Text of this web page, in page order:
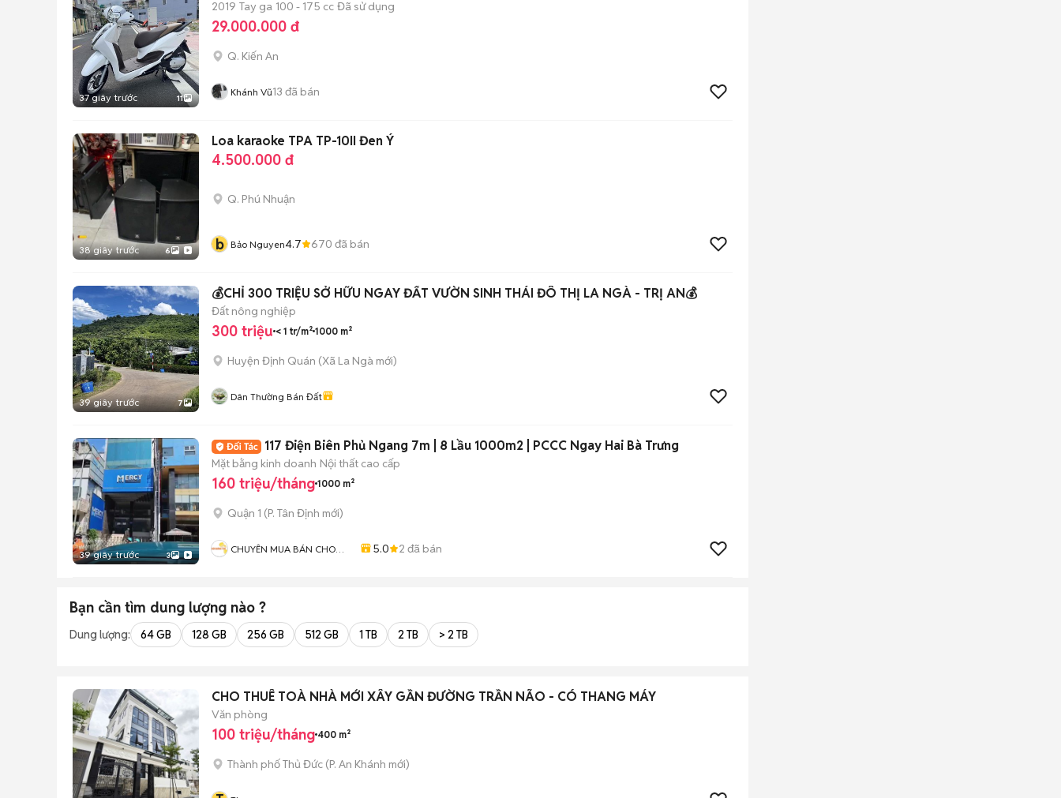
37 giây trước 11
2019 Tay ga 100 - 175 cc Đã sử dụng
29.000.000 đ
Q. Kiến An
Khánh Vũ13 đã bán
38 giây trước 6
Loa karaoke TPA TP-10II Đen Ý
4.500.000 đ
Q. Phú Nhuận
b Bảo Nguyen4.7 670 đã bán
39 giây trước 7
💰CHỈ 300 TRIỆU SỞ HỮU NGAY ĐẤT VƯỜN SINH THÁI ĐÔ THỊ LA NGÀ - TRỊ AN💰
Đất nông nghiệp
300 triệu < 1 tr/m² 1000 m²
Huyện Định Quán (Xã La Ngà mới)
Dân Thường Bán Đất
39 giây trước 3
117 Điện Biên Phủ Ngang 7m | 8 Lầu 1000m2 | PCCC Ngay Hai Bà Trưng
Mặt bằng kinh doanh Nội thất cao cấp
160 triệu/tháng 1000 m²
Quận 1 (P. Tân Định mới)
CHUYÊN MUA BÁN CHO
5.0 2 đã bán
Bạn cần tìm dung lượng nào ?
Dung lượng: 64 GB 128 GB 256 GB 512 GB 1 TB 2 TB > 2 TB
CHO THUÊ TOÀ NHÀ MỚI XÂY GẦN ĐƯỜNG TRẦN NÃO - CÓ THANG MÁY
Văn phòng
100 triệu/tháng 400 m²
Thành phố Thủ Đức (P. An Khánh mới)